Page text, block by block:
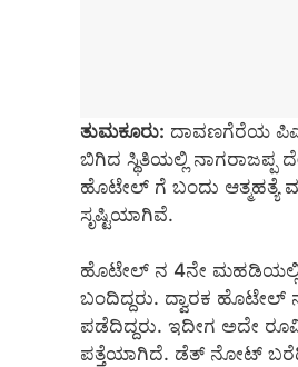
ತುಮಕೂರು: ದಾವಣಗೆರೆಯ
ಬಿಗಿದ ಸ್ಥಿತಿಯಲ್ಲಿ ನಾಗರಾಜಪ್ಪ
ಹೊಟೇಲ್ ಗೆ ಬಂದು ಆತ್ಮಹತ್ಯೆ
ಸೃಷ್ಟಿಯಾಗಿವೆ.
ಹೊಟೇಲ್ ನ 4ನೇ ಮಹಡಿಯಲ್ಲಿ
ಬಂದಿದ್ದರು. ದ್ವಾರಕ ಹೊಟೇಲ್
ಪಡೆದಿದ್ದರು. ಇದೀಗ ಅದೇ
ಪತ್ತೆಯಾಗಿದೆ. ಡೆತ್ ನೋಟ್